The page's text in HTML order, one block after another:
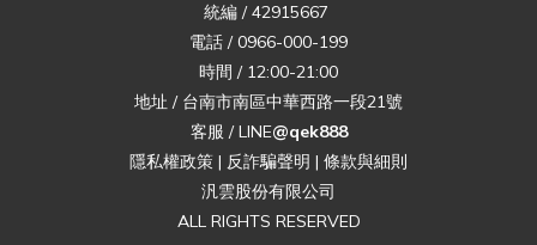
統編 / 42915667
電話 / 0966-000-199
時間 / 12:00-21:00
地址 / 台南市南區中華西路一段21號
客服 / LINE@qek888
隱私權政策 | 反詐騙聲明 | 條款與細則
汎雲股份有限公司
ALL RIGHTS RESERVED